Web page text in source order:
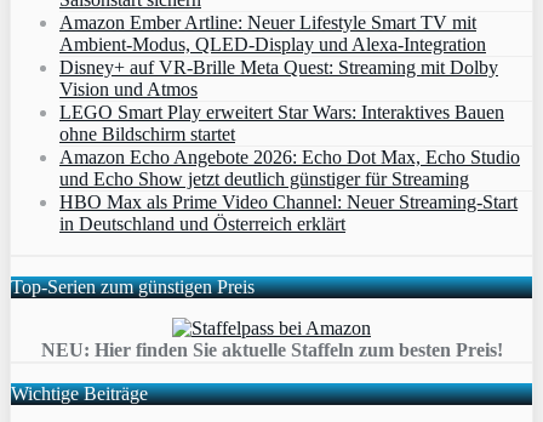
Amazon Ember Artline: Neuer Lifestyle Smart TV mit
Ambient‑Modus, QLED‑Display und Alexa‑Integration
Disney+ auf VR-Brille Meta Quest: Streaming mit Dolby
Vision und Atmos
LEGO Smart Play erweitert Star Wars: Interaktives Bauen
ohne Bildschirm startet
Amazon Echo Angebote 2026: Echo Dot Max, Echo Studio
und Echo Show jetzt deutlich günstiger für Streaming
HBO Max als Prime Video Channel: Neuer Streaming‑Start
in Deutschland und Österreich erklärt
Top-Serien zum günstigen Preis
NEU: Hier finden Sie aktuelle Staffeln zum besten Preis!
Wichtige Beiträge